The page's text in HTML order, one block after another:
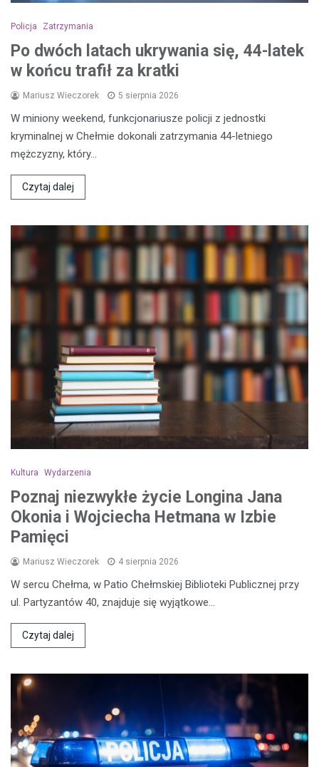
Policja Zatrzymania
Po dwóch latach ukrywania się, 44-latek
w końcu trafił za kratki
Mariusz Wieczorek 5 sierpnia 2026
W miniony weekend, funkcjonariusze policji z jednostki
kryminalnej w Chełmie dokonali zatrzymania 44-letniego
mężczyzny, który…
Czytaj dalej
Kultura Wydarzenia
Poznaj niezwykłe życie Longina Jana
Okonia i Wojciecha Hetmana w Izbie
Pamięci
Mariusz Wieczorek 4 sierpnia 2026
W sercu Chełma, w Patio Chełmskiej Biblioteki Publicznej przy
ul. Partyzantów 40, znajduje się wyjątkowe…
Czytaj dalej